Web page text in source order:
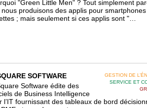
"Green Little Men" ? Tout simplement
produisons des applis pour
; mais seulement si ces applis sont "…
GESTION DE
SERVICE ET
SOFTWARE
Software édite des
de Business Intelligence
l’IT fournissant des tableaux de bord